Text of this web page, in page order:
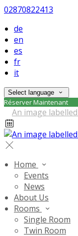
02870822413
de
en
es
fr
it
Select language
Réserver Maintenant
Home
Events
News
About Us
Rooms
Single Room
Twin Room